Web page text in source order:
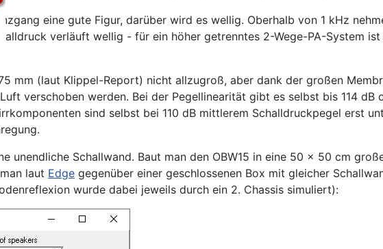
eine gute Figur, darüber wird es wellig. Oberhalb von 1 kHz
verläuft wellig - für ein höher getrenntes 2-Wege-PA-System ist
mm (laut Klippel-Report) nicht allzugroß, aber dank der großen
verschoben werden. Bei der Pegellinearität gibt es selbst bis 114 dB
sind selbst bei 110 dB mittlerem Schalldruckpegel erst
unendliche Schallwand. Baut man den OBW15 in eine 50 x 50 cm
laut Edge gegenüber einer geschlossenen Box mit gleicher
wurde dabei jeweils durch ein 2. Chassis simuliert):